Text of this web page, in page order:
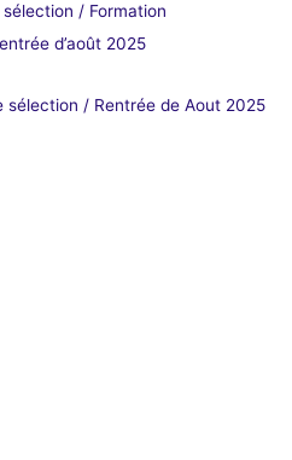
/ Formation
d’août 2025
sélection / Rentrée de Aout 2025